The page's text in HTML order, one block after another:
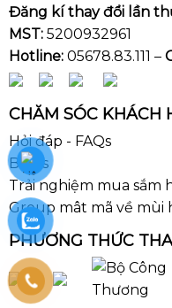
Đăng kí thay đổi lần
MST:5200932961
Hotline:05678.83.111 –
CHĂM SÓC KHÁCH
Hỏi đáp - FAQs
Blogs
Trải nghiệm mua sắm
Group mât mã về mùi
PHƯƠNG THỨC